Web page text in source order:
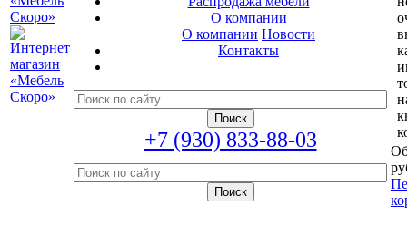
О компании
О компании Новости
Контакты
+7 (930) 833-88-03